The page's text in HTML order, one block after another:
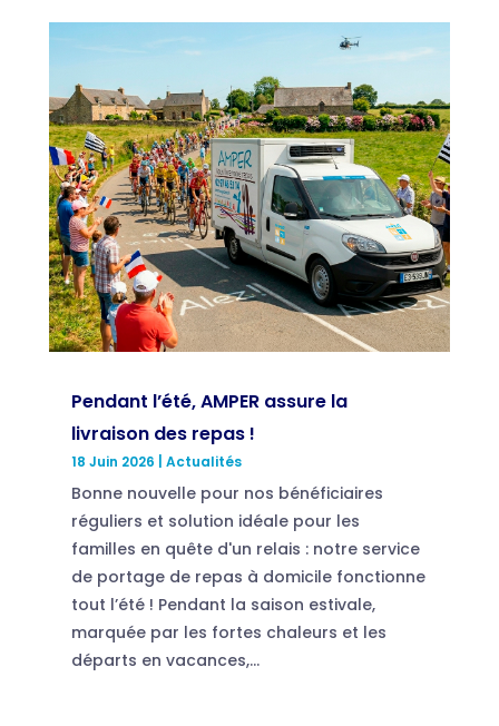
Pendant l’été, AMPER assure la
livraison des repas !
18 Juin 2026 Actualités
Bonne nouvelle pour nos bénéficiaires
réguliers et solution idéale pour les
familles en quête d'un relais : notre service
de portage de repas à domicile fonctionne
tout l’été ! Pendant la saison estivale,
marquée par les fortes chaleurs et les
départs en vacances,...